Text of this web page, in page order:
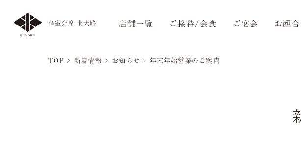
個室会席 北大路 店舗一覧 ご接待/会食 ご宴会 お顔
TOP > 新着情報 > お知らせ >年末年始営業のご案内